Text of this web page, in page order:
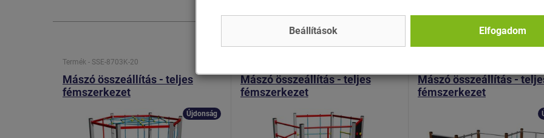
Hasonlótermék
Termék - SSE-8703K-20
Mászó összeállítás - teljes
fémszerkezet
Újdonság
Mászó összeállítás - teljes
fémszerkezet
Mászó összeállítás -
fémszerkezet
Beállítások Elfogadom